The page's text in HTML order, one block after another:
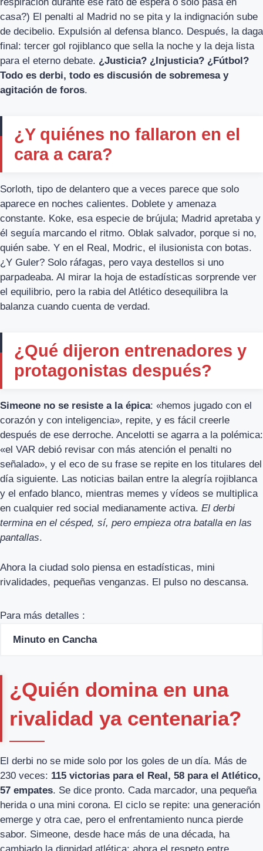
casa?) El penalti al Madrid no se pita y la indignación sube
de decibelio. Expulsión al defensa blanco. Después, la daga
final: tercer gol rojiblanco que sella la noche y la deja lista
para el eterno debate. ¿Justicia? ¿Injusticia? ¿Fútbol?
Todo es derbi, todo es discusión de sobremesa y
agitación de foros.
¿Y quiénes no fallaron en el
cara a cara?
Sorloth, tipo de delantero que a veces parece que solo
aparece en noches calientes. Doblete y amenaza
constante. Koke, esa especie de brújula; Madrid apretaba y
él seguía marcando el ritmo. Oblak salvador, porque si no,
quién sabe. Y en el Real, Modric, el ilusionista con botas.
¿Y Guler? Solo ráfagas, pero vaya destellos si uno
parpadeaba. Al mirar la hoja de estadísticas sorprende ver
el equilibrio, pero la rabia del Atlético desequilibra la
balanza cuando cuenta de verdad.
¿Qué dijeron entrenadores y
protagonistas después?
Simeone no se resiste a la épica: «hemos jugado con el
corazón y con inteligencia», repite, y es fácil creerle
después de ese derroche. Ancelotti se agarra a la polémica:
«el VAR debió revisar con más atención el penalti no
señalado», y el eco de su frase se repite en los titulares del
día siguiente. Las noticias bailan entre la alegría rojiblanca
y el enfado blanco, mientras memes y vídeos se multiplica
en cualquier red social medianamente activa. El derbi
termina en el césped, sí, pero empieza otra batalla en las
pantallas.
Ahora la ciudad solo piensa en estadísticas, mini
rivalidades, pequeñas venganzas. El pulso no descansa.
Para más detalles :
Minuto en Cancha
¿Quién domina en una
rivalidad ya centenaria?
El derbi no se mide solo por los goles de un día. Más de
230 veces: 115 victorias para el Real, 58 para el Atlético,
57 empates. Se dice pronto. Cada marcador, una pequeña
herida o una mini corona. El ciclo se repite: una generación
emerge y otra cae, pero el enfrentamiento nunca pierde
sabor. Simeone, desde hace más de una década, ha
cambiado la dignidad atlética: ahora el respeto entre